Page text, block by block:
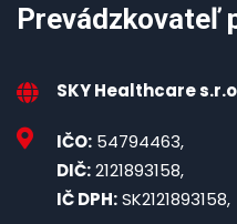
Prevádzkovateľ
SKY Healthcare
IČO: 54794463,
DIČ:2121893158,
IČ DPH:SK2121893158,